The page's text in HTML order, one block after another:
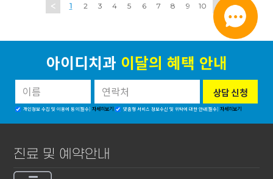
1 2 3 4 5 6 7 8 9 10
아이디치과 이달의 혜택 안내
개인정보 수집 및 이용에 동의[필수] 자세히보기 맞춤형 서비스 정보수신 및 위탁에 대한 안내[필수] 자세히보기
진료 및 예약안내